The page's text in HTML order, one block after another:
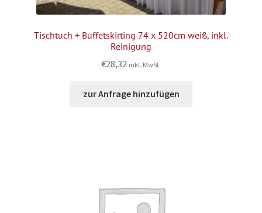
Tischtuch + Buffetskirting 74 x 520cm weiß, inkl.
Reinigung
€28,32 inkl. MwSt.
zur Anfrage hinzufügen